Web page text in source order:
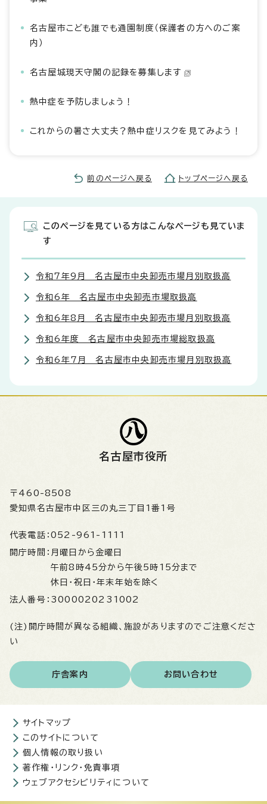
名古屋市こども誰でも通園制度（保護者の方へのご案
内）
名古屋城現天守閣の記録を募集します
熱中症を予防しましょう！
これからの暑さ大丈夫？熱中症リスクを見てみよう！
前のページへ戻る トップページへ戻る
このページを見ている方はこんなページも見ていま
す
令和7年9月 名古屋市中央卸売市場月別取扱高
令和6年 名古屋市中央卸売市場取扱高
令和6年8月 名古屋市中央卸売市場月別取扱高
令和6年度 名古屋市中央卸売市場総取扱高
令和6年7月 名古屋市中央卸売市場月別取扱高
名古屋市役所
〒460-8508
愛知県名古屋市中区三の丸三丁目1番1号
代表電話： 052-961-1111
開庁時間： 月曜日から金曜日
午前8時45分から午後5時15分まで
休日・祝日・年末年始を除く
法人番号： 3000020231002
(注)開庁時間が異なる組織、施設がありますのでご注意くださ
い
庁舎案内 お問い合わせ
サイトマップ
このサイトについて
個人情報の取り扱い
著作権・リンク・免責事項
ウェブアクセシビリティについて